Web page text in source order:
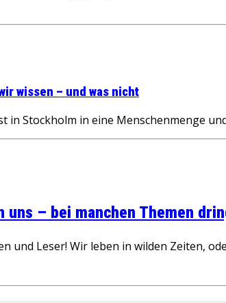
wissen – und was nicht
in Stockholm in eine Menschenmenge
uns – bei manchen Themen
und Leser! Wir leben in wilden Zeiten,